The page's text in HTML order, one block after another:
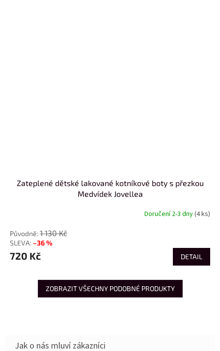
Zateplené dětské lakované kotníkové boty s přezkou
Medvídek Jovellea
Doručení 2-3 dny(4 ks)
1 130 Kč
–36 %
720 Kč DETAIL
ZOBRAZIT VŠECHNY PODOBNÉ PRODUKTY